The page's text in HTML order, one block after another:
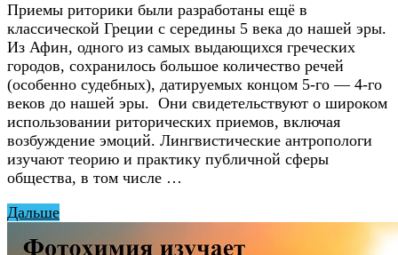
Приемы риторики были разработаны ещё в
классической Греции с середины 5 века до нашей эры.
Из Афин, одного из самых выдающихся греческих
городов, сохранилось большое количество речей
(особенно судебных), датируемых концом 5-го — 4-го
веков до нашей эры. Они свидетельствуют о широком
использовании риторических приемов, включая
возбуждение эмоций. Лингвистические антропологи
изучают теорию и практику публичной сферы
общества, в том числе …
Дальше